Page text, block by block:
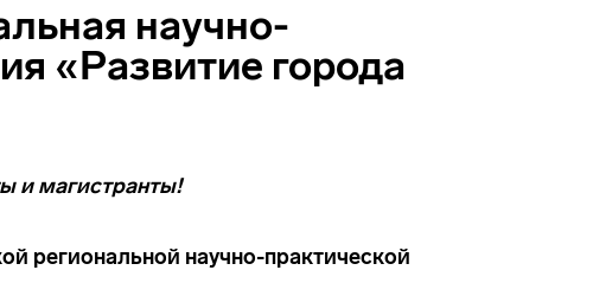
научно-
«Развитие города
и магистранты!
региональной научно-практической